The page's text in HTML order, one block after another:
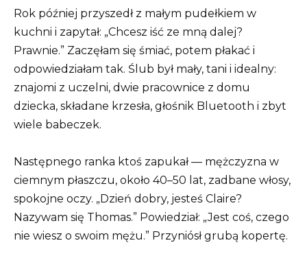
Rok później przyszedł z małym pudełkiem w
kuchni i zapytał: „Chcesz iść ze mną dalej?
Prawnie.” Zaczęłam się śmiać, potem płakać i
odpowiedziałam tak. Ślub był mały, tani i idealny:
znajomi z uczelni, dwie pracownice z domu
dziecka, składane krzesła, głośnik Bluetooth i zbyt
wiele babeczek.
Następnego ranka ktoś zapukał — mężczyzna w
ciemnym płaszczu, około 40–50 lat, zadbane włosy,
spokojne oczy. „Dzień dobry, jesteś Claire?
Nazywam się Thomas.” Powiedział: „Jest coś, czego
nie wiesz o swoim mężu.” Przyniósł grubą kopertę.